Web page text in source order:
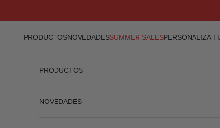
PRODUCTOSNOVEDADESSUMMER SALESPERSONALIZA
PRODUCTOS
NOVEDADES